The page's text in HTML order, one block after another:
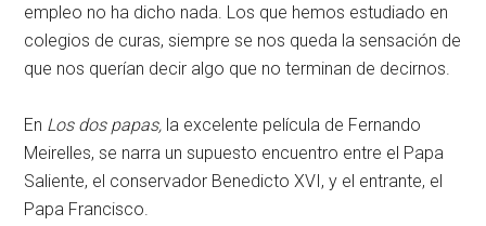
empleo no ha dicho nada. Los que hemos estudiado en
colegios de curas, siempre se nos queda la sensación de
que nos querían decir algo que no terminan de decirnos.
En Los dos papas, la excelente película de Fernando
Meirelles, se narra un supuesto encuentro entre el Papa
Saliente, el conservador Benedicto XVI, y el entrante, el
Papa Francisco.